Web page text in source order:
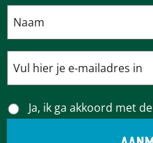
Ja, ik ga akkoord met de